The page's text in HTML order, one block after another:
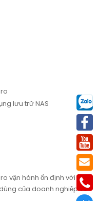
lưu trữ NAS
vận hành ổn định với
của doanh nghiệp và hệ